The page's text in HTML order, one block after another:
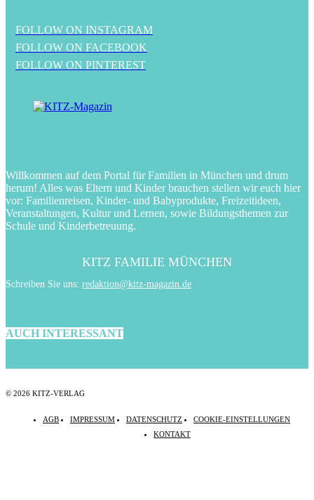
FOLLOW ON INSTAGRAM
FOLLOW ON FACEBOOK
FOLLOW ON PINTEREST
Willkommen auf dem Portal für Familien in München und drum
herum! Alles was Eltern und Kinder brauchen stellen wir euch hier
vor: Familienreisen, Kinder- und Babyprodukte, Freizeitideen,
Veranstaltungen, Kultur und Lernen, sowie Bildungsthemen zur
Schule und Kinderbetreuung.
KITZ FAMILIE MÜNCHEN
Schreiben Sie uns: redaktion@kitz-magazin.de
AUCH INTERESSANT
© 2026 KITZ-VERLAG
AGB IMPRESSUM DATENSCHUTZ
COOKIE-EINSTELLUNGEN
KONTAKT